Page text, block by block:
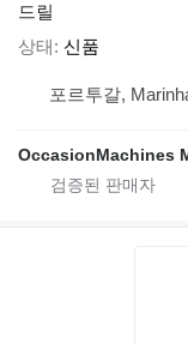
드릴
상태
신품
포르투갈,
OccasionMachines